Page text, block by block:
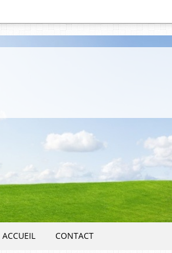
ACCUEIL CONTACT